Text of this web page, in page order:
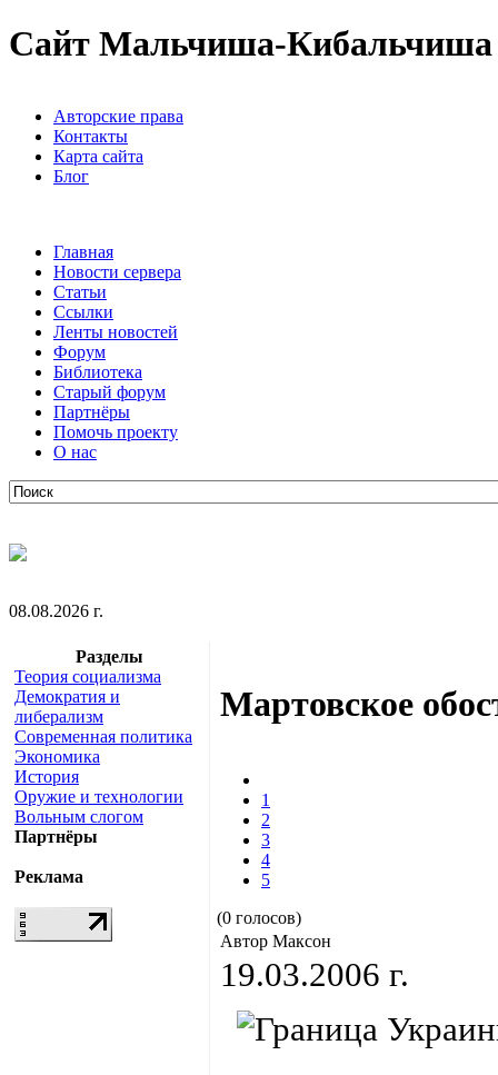
Сайт Мальчиша-Кибальчиша
Авторские права
Контакты
Карта сайта
Блог
Главная
Новости сервера
Статьи
Ссылки
Ленты новостей
Форум
Библиотека
Старый форум
Партнёры
Помочь проекту
О нас
08.08.2026 г.
Разделы
Теория социализма
Демократия и
либерализм
Современная политика
Экономика
История
Оружие и технологии
Вольным слогом
Партнёры
Реклама
Мартовское
1
2
3
4
5
(0 голосов)
Автор Максон
19.03.2006 г.